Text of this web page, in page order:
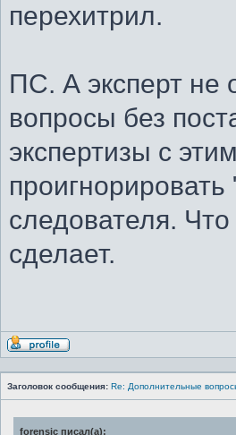
перехитрил.
ПС. А эксперт не
вопросы без
экспертизы с
следователя.
сделает.
Профиль
Заголовок сообщения: Re: Дополнительные
forensic писал(а):